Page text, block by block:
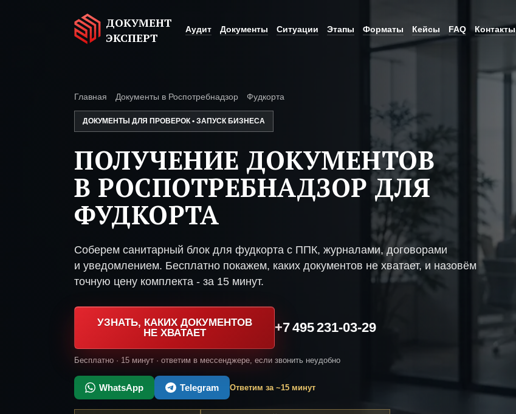
ДОКУМЕНТ
ЭКСПЕРТ
Аудит Документы Ситуации Этапы Форматы Кейсы FAQ Контакты
Главная Документы в Роспотребнадзор Фудкорта
ДОКУМЕНТЫ ДЛЯ ПРОВЕРОК • ЗАПУСК БИЗНЕСА
ПОЛУЧЕНИЕ ДОКУМЕНТОВ
В РОСПОТРЕБНАДЗОР ДЛЯ
ФУДКОРТА
Соберем санитарный блок для фудкорта с ППК, журналами, договорами
и уведомлением. Бесплатно покажем, каких документов не хватает, и назовём
точную цену комплекта - за 15 минут.
УЗНАТЬ, КАКИХ ДОКУМЕНТОВ
НЕ ХВАТАЕТ
+7 495 231-03-29
Бесплатно · 15 минут · ответим в мессенджере, если звонить неудобно
WhatsApp Telegram Ответим за ~15 минут